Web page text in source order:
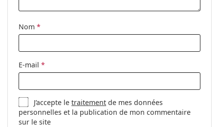
Catégorie:
Lunettes de vue
Marque:
Tom Ford
Code:
Nom *
E-mail *
J’accepte letraitement de mes données
personnelles et la publication de mon commentaire
sur le site